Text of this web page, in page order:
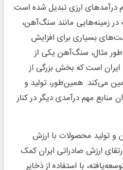
درآمدهای ارزی تبدیل شده است.
در زمینه‌هایی مانند سنگ‌آهن،
بسیاری برای افزایش
طور مثال، سنگ‌آهن یکی از
ایران است که بخش بزرگی از
می‌کند. همین‌طور، تولید و
مهم درآمدی دیگر در کنار
و تولید محصولات با ارزش
ارتقای ارزش صادراتی ایران کمک
با استفاده از ذخایر